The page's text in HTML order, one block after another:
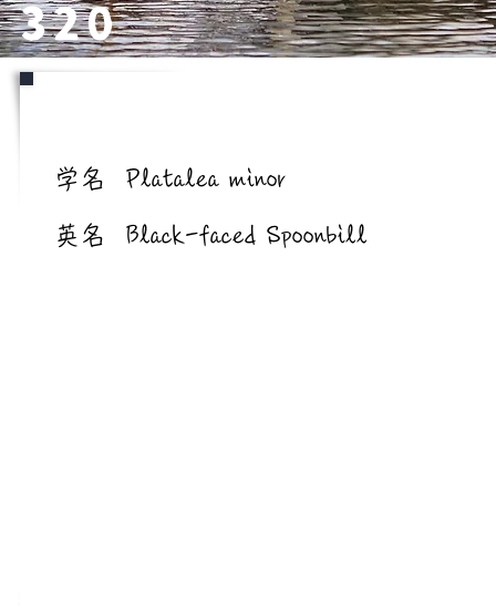
320
学名 Platalea minor
英名 Black-faced Spoonbill